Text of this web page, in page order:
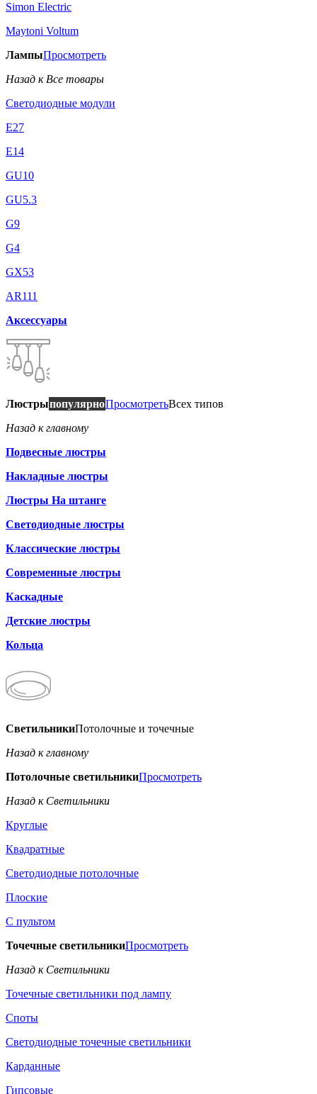
Simon Electric
Maytoni Voltum
ЛампыПросмотреть
Назад к Все товары
Светодиодные модули
E27
E14
GU10
GU5.3
G9
G4
GX53
AR111
Аксессуары
ЛюстрыпопулярноПросмотретьВсех типов
Назад к главному
Подвесные люстры
Накладные люстры
Люстры На штанге
Светодиодные люстры
Классические люстры
Современные люстры
Каскадные
Детские люстры
Кольца
СветильникиПотолочные и точечные
Назад к главному
Потолочные светильникиПросмотреть
Назад к Светильники
Круглые
Квадратные
Светодиодные потолочные
Плоские
С пультом
Точечные светильникиПросмотреть
Назад к Светильники
Точечные светильники под лампу
Споты
Светодиодные точечные светильники
Карданные
Гипсовые